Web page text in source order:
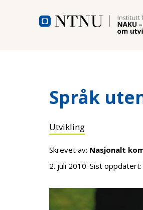
Språk
Utvikling
Skrevet av: Nasjonalt
2. juli 2010. Sist oppdatert: